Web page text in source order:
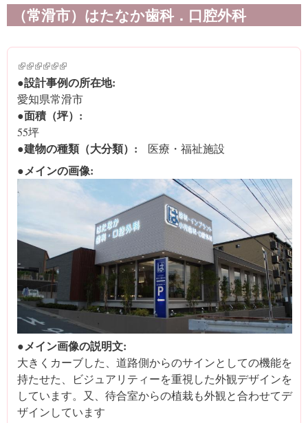
（常滑市）はたなか歯科．口腔外科
(link is external)
(link is external)
(link is external)
(link is external)
(link is external)
(link is external)
●設計事例の所在地:
愛知県常滑市
●面積（坪）:
55坪
●建物の種類（大分類）: 医療・福祉施設
●メインの画像:
●メイン画像の説明文:
大きくカーブした、道路側からのサインとしての機能を
持たせた、ビジュアリティーを重視した外観デザインを
しています。又、待合室からの植栽も外観と合わせてデ
ザインしています